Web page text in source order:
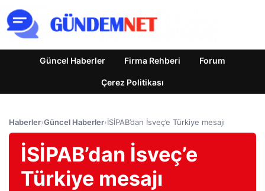
Güncel Haberler Firma Rehberi Forum
Çerez Politikası
Haberler›Güncel Haberler›İSİPAB’dan İsveç’e Türkiye mesajı
İSİPAB’dan İsveç’e
Türkiye mesajı